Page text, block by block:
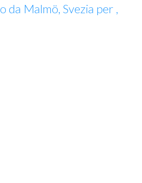
da Malmö, Svezia per ,